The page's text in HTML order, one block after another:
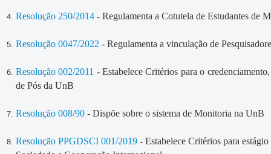
Resolução 250/2014 - Regulamenta a Cotutela de Estudantes de
Resolução 0047/2022 - Regulamenta a vinculação de
Resolução 002/2011 - Estabelece Critérios para o
de Pós da UnB
Resolução 008/90 - Dispõe sobre o sistema de Monitoria na UnB
Resolução PPGDSCI 001/2019 - Estabelece Critérios para